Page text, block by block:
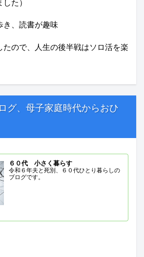
た）
き、読書が趣味
たので、人生の後半戦はソロ活を楽
グ、母子家庭時代からおひ
６０代 小さく暮らす
令和６年夫と死別、６０代ひとり暮らしの
ブログです。